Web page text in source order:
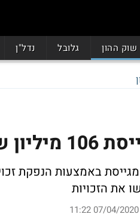
שוק ההון גלובל נדל"ן
זכויות
את הזכויות
07/04/2020 11:22